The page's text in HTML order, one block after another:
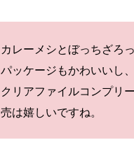
カレーメシとぼっちざろ
パッケージもかわいいし、
クリアファイルコンプリ
売は嬉しいですね。